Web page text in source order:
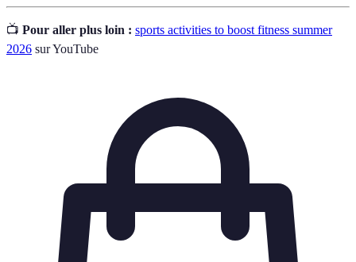
📺 Pour aller plus loin : sports activities to boost fitness summer
2026 sur YouTube